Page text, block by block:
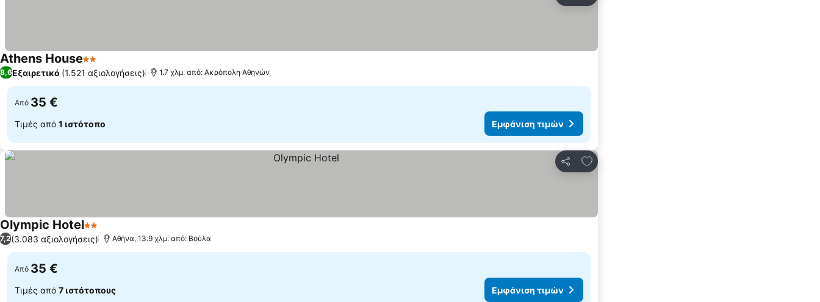
Athens House2 ΑστέριαΕμφάνιση τιμών
8,6Εξαιρετικό (1.521 αξιολογήσεις) 1.7 χλμ. από: Ακρόπολη Αθηνών
Από 35 €
Τιμές από 1 ιστότοπο Εμφάνιση τιμών
Κοινοποίηση
Προσθήκη στα αγαπημένα
Olympic Hotel2 ΑστέριαΕμφάνιση τιμών
7,2(3.083 αξιολογήσεις) Αθήνα, 13.9 χλμ. από: Βούλα
Από 35 €
Τιμές από 7 ιστότοπους Εμφάνιση τιμών